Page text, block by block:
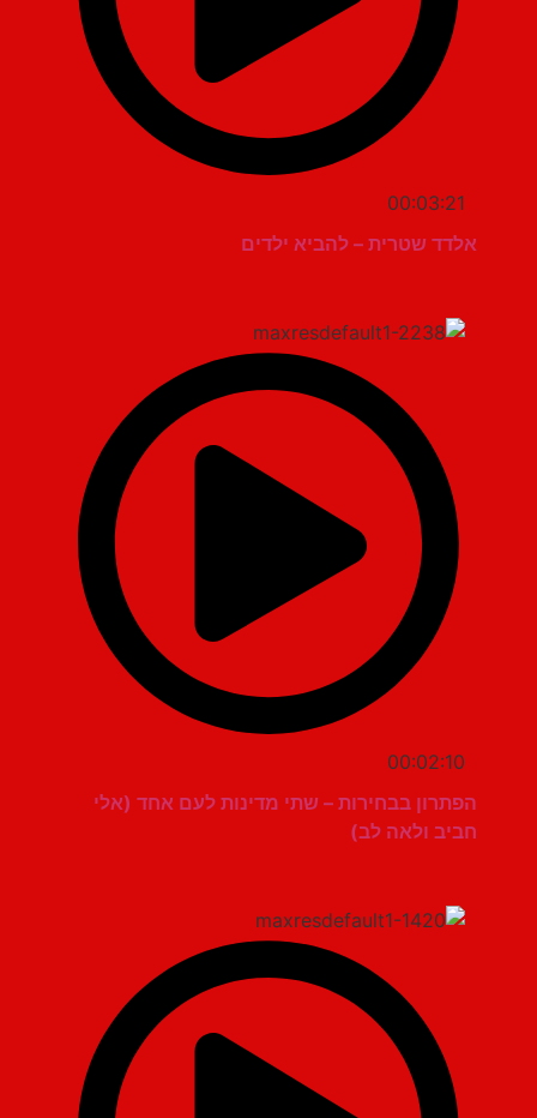
00:03:21
אלדד שטרית – להביא ילדים
00:02:10
הפתרון בבחירות – שתי מדינות לעם אחד (אלי
חביב ולאה לב)